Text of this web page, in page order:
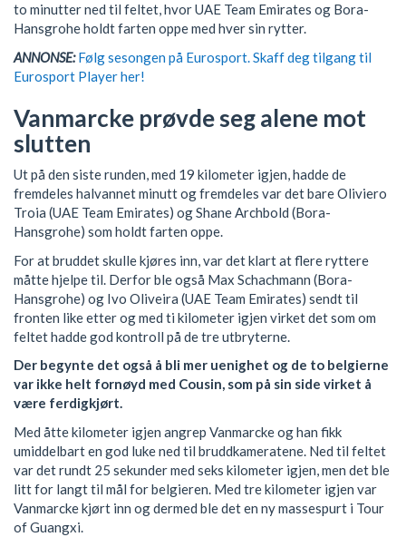
to minutter ned til feltet, hvor UAE Team Emirates og Bora-
Hansgrohe holdt farten oppe med hver sin rytter.
ANNONSE: Følg sesongen på Eurosport. Skaff deg tilgang til
Eurosport Player her!
Vanmarcke prøvde seg alene mot
slutten
Ut på den siste runden, med 19 kilometer igjen, hadde de
fremdeles halvannet minutt og fremdeles var det bare Oliviero
Troia (UAE Team Emirates) og Shane Archbold (Bora-
Hansgrohe) som holdt farten oppe.
For at bruddet skulle kjøres inn, var det klart at flere ryttere
måtte hjelpe til. Derfor ble også Max Schachmann (Bora-
Hansgrohe) og Ivo Oliveira (UAE Team Emirates) sendt til
fronten like etter og med ti kilometer igjen virket det som om
feltet hadde god kontroll på de tre utbryterne.
Der begynte det også å bli mer uenighet og de to belgierne
var ikke helt fornøyd med Cousin, som på sin side virket å
være ferdigkjørt.
Med åtte kilometer igjen angrep Vanmarcke og han fikk
umiddelbart en god luke ned til bruddkameratene. Ned til feltet
var det rundt 25 sekunder med seks kilometer igjen, men det ble
litt for langt til mål for belgieren. Med tre kilometer igjen var
Vanmarcke kjørt inn og dermed ble det en ny massespurt i Tour
of Guangxi.